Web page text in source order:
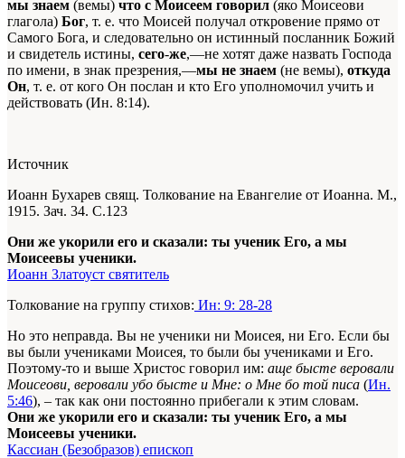
мы знаем (вемы) что с Моисеем говорил (яко Моисеови
глагола) Бог, т. е. что Моисей получал откровение прямо от
Самого Бога, и следовательно он истинный посланник Божий
и свидетель истины, сего-же,—не хотят даже назвать Господа
по имени, в знак презрения,—мы не знаем (не вемы), откуда
Он, т. е. от кого Он послан и кто Его уполномочил учить и
действовать (Ин. 8:14).
Источник
Иоанн Бухарев свящ. Толкование на Евангелие от Иоанна. М.,
1915. Зач. 34. С.123
Они же укорили его и сказали: ты ученик Его, а мы
Моисеевы ученики.
Иоанн Златоуст святитель
Толкование на группу стихов: Ин: 9: 28-28
Но это неправда. Вы не ученики ни Моисея, ни Его. Если бы
вы были учениками Моисея, то были бы учениками и Его.
Поэтому-то и выше Христос говорил им: аще бысте веровали
Моисеови, веровали убо бысте и Мне: о Мне бо той писа (Ин.
5:46), – так как они постоянно прибегали к этим словам.
Они же укорили его и сказали: ты ученик Его, а мы
Моисеевы ученики.
Кассиан (Безобразов) епископ